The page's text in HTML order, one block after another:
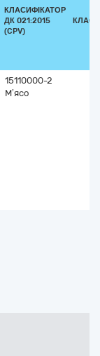
КЛАСИФІКАТОР
ДК 021:2015
(CPV)
15110000-2
М’ясо